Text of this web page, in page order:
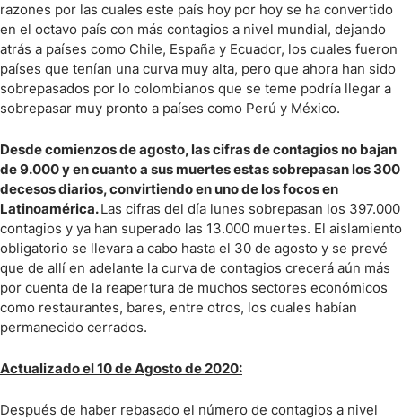
razones por las cuales este país hoy por hoy se ha convertido
en el octavo país con más contagios a nivel mundial, dejando
atrás a países como Chile, España y Ecuador, los cuales fueron
países que tenían una curva muy alta, pero que ahora han sido
sobrepasados por lo colombianos que se teme podría llegar a
sobrepasar muy pronto a países como Perú y México.
Desde comienzos de agosto, las cifras de contagios no bajan
de 9.000 y en cuanto a sus muertes estas sobrepasan los 300
decesos diarios, convirtiendo en uno de los focos en
Latinoamérica.Las cifras del día lunes sobrepasan los 397.000
contagios y ya han superado las 13.000 muertes. El aislamiento
obligatorio se llevara a cabo hasta el 30 de agosto y se prevé
que de allí en adelante la curva de contagios crecerá aún más
por cuenta de la reapertura de muchos sectores económicos
como restaurantes, bares, entre otros, los cuales habían
permanecido cerrados.
Actualizado el 10 de Agosto de 2020:
Después de haber rebasado el número de contagios a nivel